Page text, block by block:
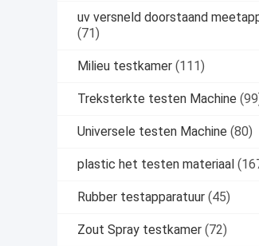
uv versneld doorstaand
(71)
Milieu testkamer (111)
Treksterkte testen Machine
Universele testen Machine (80)
plastic het testen materiaal
Rubber testapparatuur (45)
Zout Spray testkamer (72)